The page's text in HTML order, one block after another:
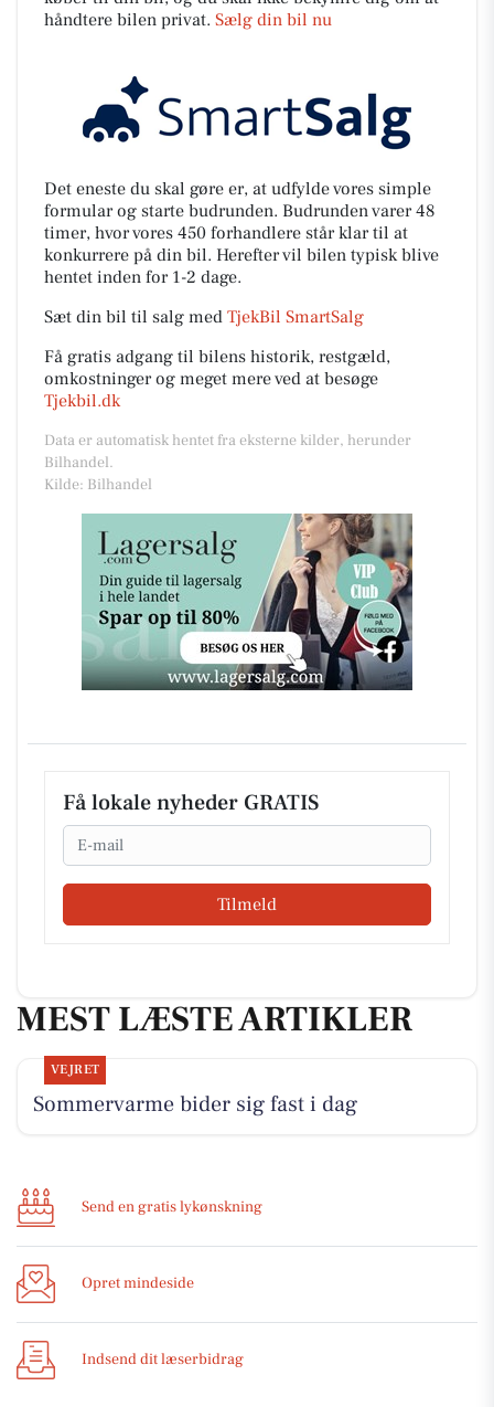
håndtere bilen privat. Sælg din bil nu
Det eneste du skal gøre er, at udfylde vores simple
formular og starte budrunden. Budrunden varer 48
timer, hvor vores 450 forhandlere står klar til at
konkurrere på din bil. Herefter vil bilen typisk blive
hentet inden for 1-2 dage.
Sæt din bil til salg med TjekBil SmartSalg
Få gratis adgang til bilens historik, restgæld,
omkostninger og meget mere ved at besøge
Tjekbil.dk
Data er automatisk hentet fra eksterne kilder, herunder
Bilhandel.
Kilde: Bilhandel
Få lokale nyheder GRATIS
Email
Tilmeld
MEST LÆSTE ARTIKLER
VEJRET
Sommervarme bider sig fast i dag
Send en gratis lykønskning
Opret mindeside
Indsend dit læserbidrag